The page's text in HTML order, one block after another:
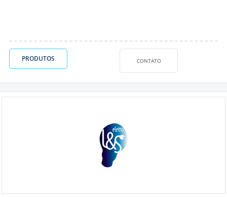
PRODUTOS CONTATO